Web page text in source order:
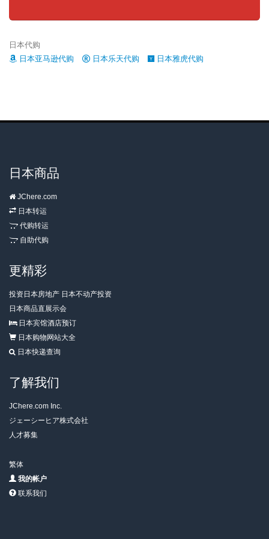
日本代购
日本亚马逊代购
日本乐天代购 日本雅虎代购
日本商品
JChere.com
日本转运
代购转运
自助代购
更精彩
投资日本房地产 日本不动产投资
日本商品直展示会
日本宾馆酒店预订
日本购物网站大全
日本快递查询
了解我们
JChere.com Inc.
ジェーシーヒア株式会社
人才募集
繁体
我的帐户
联系我们